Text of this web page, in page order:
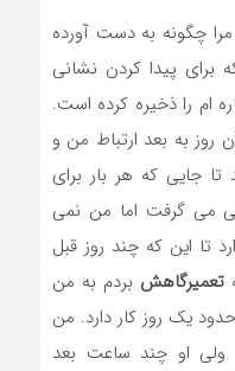
چگونه به دست آورده
برای پیدا کردن نشانی
ام را ذخیره کرده است.
روز به بعد ارتباط من و
جایی که هر بار برای
می گرفت اما من نمی
تا این که چند روز قبل
تعمیرگاهش بردم به من
یک روز کار دارد. من
ولی او چند ساعت بعد